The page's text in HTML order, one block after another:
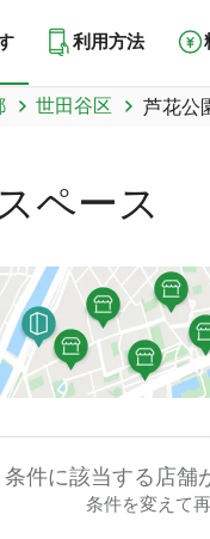
利用方法
世田谷区 芦花公
ペース
条件に該当する店舗
条件を変えて